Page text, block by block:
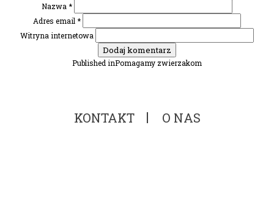
Nazwa *
Adres email *
Witryna internetowa
Published inPomagamy zwierzakom
KONTAKT O NAS